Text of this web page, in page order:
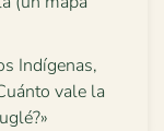
Indígenas,
vale la